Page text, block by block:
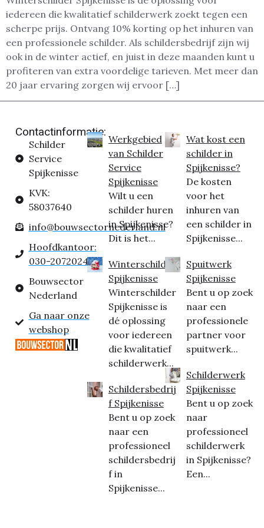
iedereen die kwalitatief schilderwerk zoekt tegen een
scherpe prijs. Ontvang 10% korting op het inhuren van
een professionele schilder. Als schildersbedrijf zijn wij
ook in de winter actief, en juist in deze maanden kunt u
profiteren van extra voordelige tarieven. Met meer dan
20 jaar ervaring zorgen wij ervoor […]
Contactinformatie:
Schilder
Service
Spijkenisse
KVK:
58037640
info@bouwsectornederland.nl
Hoofdkantoor:
030-2072024
Bouwsector
Nederland
Ga naar onze
webshop
Werkgebied
van Schilder
Service
Spijkenisse
Wilt u een
schilder huren
in Spijkenisse?
Dit is het...
Winterschilder
Spijkenisse
Winterschilder
Spijkenisse is
dé oplossing
voor iedereen
die kwalitatief
schilderwerk...
Schildersbedrij
f Spijkenisse
Bent u op zoek
naar een
professioneel
schildersbedrij
f in
Spijkenisse...
Wat kost een
schilder in
Spijkenisse?
De kosten
voor het
inhuren van
een schilder in
Spijkenisse...
Spuitwerk
Spijkenisse
Bent u op zoek
naar een
professionele
partner voor
spuitwerk...
Schilderwerk
Spijkenisse
Bent u op zoek
naar
professioneel
schilderwerk
in Spijkenisse?
Een...